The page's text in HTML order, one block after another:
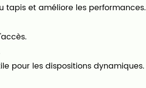
tapis et améliore les performances.
pour les dispositions dynamiques.